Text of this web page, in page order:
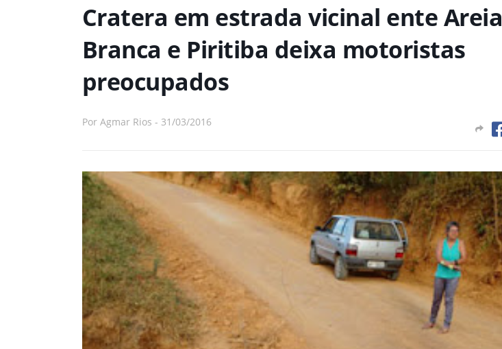
Cratera em estrada vicinal ente Areia
Branca e Piritiba deixa motoristas
preocupados
Por Agmar Rios - 31/03/2016